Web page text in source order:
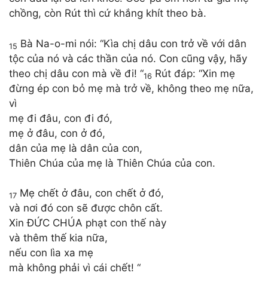
chồng, còn Rút thì cứ khắng khít theo bà.
15 Bà Na-o-mi nói: “Kìa chị dâu con trở về với dân
tộc của nó và các thần của nó. Con cũng vậy, hãy
theo chị dâu con mà về đi! “16 Rút đáp: “Xin mẹ
đừng ép con bỏ mẹ mà trở về, không theo mẹ nữa,
vì
mẹ đi đâu, con đi đó,
mẹ ở đâu, con ở đó,
dân của mẹ là dân của con,
Thiên Chúa của mẹ là Thiên Chúa của con.
17 Mẹ chết ở đâu, con chết ở đó,
và nơi đó con sẽ được chôn cất.
Xin ĐỨC CHÚA phạt con thế này
và thêm thế kia nữa,
nếu con lìa xa mẹ
mà không phải vì cái chết! “